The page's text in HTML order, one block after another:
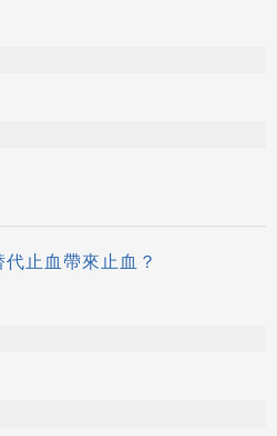
止血帶來止血？